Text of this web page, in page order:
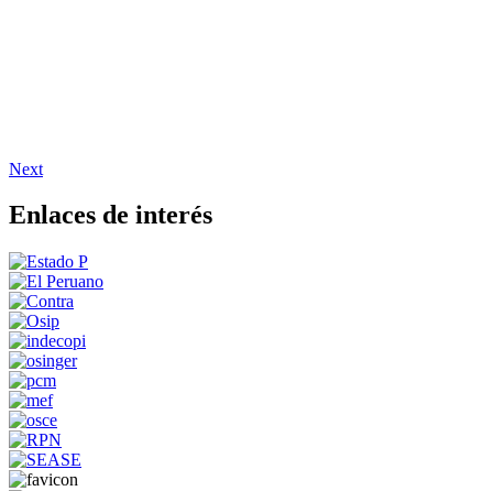
Next
Enlaces de interés